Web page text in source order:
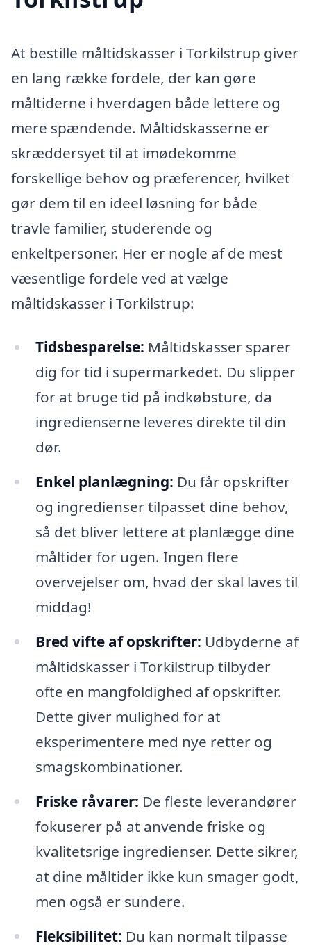
At bestille måltidskasser i Torkilstrup giver
en lang række fordele, der kan gøre
måltiderne i hverdagen både lettere og
mere spændende. Måltidskasserne er
skræddersyet til at imødekomme
forskellige behov og præferencer, hvilket
gør dem til en ideel løsning for både
travle familier, studerende og
enkeltpersoner. Her er nogle af de mest
væsentlige fordele ved at vælge
måltidskasser i Torkilstrup:
Tidsbesparelse: Måltidskasser sparer
dig for tid i supermarkedet. Du slipper
for at bruge tid på indkøbsture, da
ingredienserne leveres direkte til din
dør.
Enkel planlægning: Du får opskrifter
og ingredienser tilpasset dine behov,
så det bliver lettere at planlægge dine
måltider for ugen. Ingen flere
overvejelser om, hvad der skal laves til
middag!
Bred vifte af opskrifter: Udbyderne af
måltidskasser i Torkilstrup tilbyder
ofte en mangfoldighed af opskrifter.
Dette giver mulighed for at
eksperimentere med nye retter og
smagskombinationer.
Friske råvarer: De fleste leverandører
fokuserer på at anvende friske og
kvalitetsrige ingredienser. Dette sikrer,
at dine måltider ikke kun smager godt,
men også er sundere.
Fleksibilitet: Du kan normalt tilpasse